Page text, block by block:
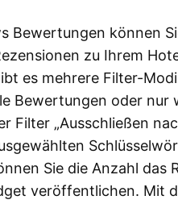
Bewertungen können
zu Ihrem
es mehrere Filter-
Bewertungen oder nur
Filter „Ausschließen
Sie die Anzahl das
veröffentlichen. Mit